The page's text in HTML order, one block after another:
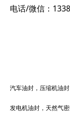
电话/微信：
汽车油封，压缩机油
发电机油封，天然气